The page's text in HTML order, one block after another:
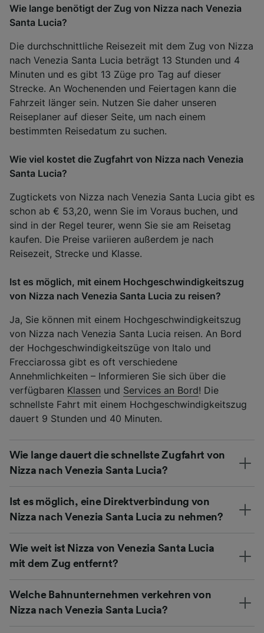
Wie lange benötigt der Zug von Nizza nach Venezia
Santa Lucia?
Die durchschnittliche Reisezeit mit dem Zug von Nizza
nach Venezia Santa Lucia beträgt 13 Stunden und 4
Minuten und es gibt 13 Züge pro Tag auf dieser
Strecke. An Wochenenden und Feiertagen kann die
Fahrzeit länger sein. Nutzen Sie daher unseren
Reiseplaner auf dieser Seite, um nach einem
bestimmten Reisedatum zu suchen.
Wie viel kostet die Zugfahrt von Nizza nach Venezia
Santa Lucia?
Zugtickets von Nizza nach Venezia Santa Lucia gibt es
schon ab € 53,20, wenn Sie im Voraus buchen, und
sind in der Regel teurer, wenn Sie sie am Reisetag
kaufen. Die Preise variieren außerdem je nach
Reisezeit, Strecke und Klasse.
Ist es möglich, mit einem Hochgeschwindigkeitszug
von Nizza nach Venezia Santa Lucia zu reisen?
Ja, Sie können mit einem Hochgeschwindigkeitszug
von Nizza nach Venezia Santa Lucia reisen. An Bord
der Hochgeschwindigkeitszüge von Italo und
Frecciarossa gibt es oft verschiedene
Annehmlichkeiten – Informieren Sie sich über die
verfügbaren Klassen und Services an Bord! Die
schnellste Fahrt mit einem Hochgeschwindigkeitszug
dauert 9 Stunden und 40 Minuten.
Wie lange dauert die schnellste Zugfahrt von
Nizza nach Venezia Santa Lucia?
Ist es möglich, eine Direktverbindung von
Nizza nach Venezia Santa Lucia zu nehmen?
Wie weit ist Nizza von Venezia Santa Lucia
mit dem Zug entfernt?
Welche Bahnunternehmen verkehren von
Nizza nach Venezia Santa Lucia?